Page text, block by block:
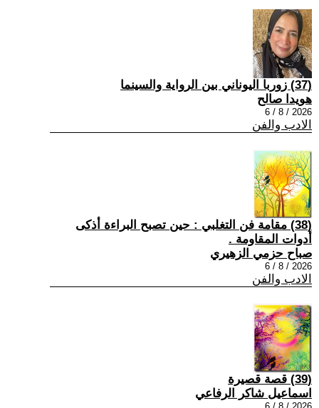
(37) زوربا اليوناني بين الرواية والسينما
هويدا صالح
2026 / 8 / 6
الادب والفن
(38) مقامة فن التغلبي : حين تصبح البراءة أذكى
أدوات المقاومة .
صباح حزمي الزهيري
2026 / 8 / 6
الادب والفن
(39) قصة قصيرة
اسماعيل شاكر الرفاعي